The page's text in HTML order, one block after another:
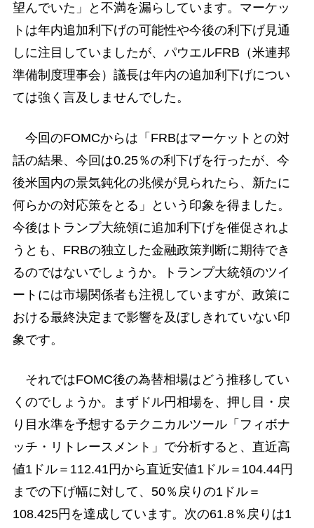
望んでいた」と不満を漏らしています。マーケッ
トは年内追加利下げの可能性や今後の利下げ見通
しに注目していましたが、パウエルFRB（米連邦
準備制度理事会）議長は年内の追加利下げについ
ては強く言及しませんでした。
今回のFOMCからは「FRBはマーケットとの対
話の結果、今回は0.25％の利下げを行ったが、今
後米国内の景気鈍化の兆候が見られたら、新たに
何らかの対応策をとる」という印象を得ました。
今後はトランプ大統領に追加利下げを催促されよ
うとも、FRBの独立した金融政策判断に期待でき
るのではないでしょうか。トランプ大統領のツイ
ートには市場関係者も注視していますが、政策に
おける最終決定まで影響を及ぼしきれていない印
象です。
それではFOMC後の為替相場はどう推移してい
くのでしょうか。まずドル円相場を、押し目・戻
り目水準を予想するテクニカルツール「フィボナ
ッチ・リトレースメント」で分析すると、直近高
値1ドル＝112.41円から直近安値1ドル＝104.44円
までの下げ幅に対して、50％戻りの1ドル＝
108.425円を達成しています。次の61.8％戻りは1